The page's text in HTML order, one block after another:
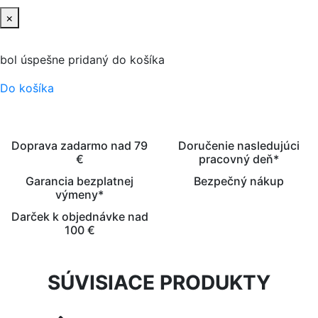
×
bol úspešne pridaný do košíka
Do košíka
Doprava zadarmo nad 79
€
Doručenie nasledujúci
pracovný deň*
Garancia bezplatnej
výmeny*
Bezpečný nákup
Darček k objednávke nad
100 €
SÚVISIACE PRODUKTY